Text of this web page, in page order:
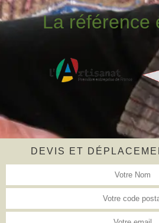
La référence
DEVIS ET